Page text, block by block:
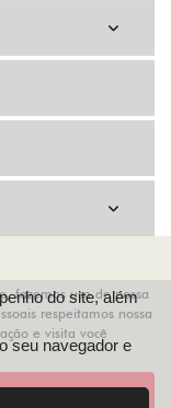
fazemos uso de nossa
respeitamos nossa
e visita você
do site, além
seu navegador e